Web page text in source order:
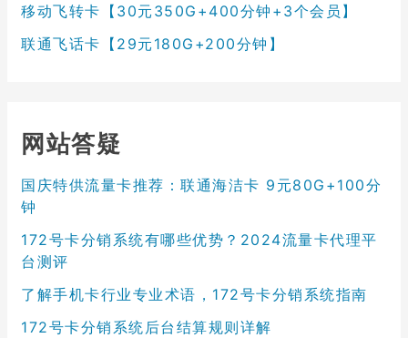
移动飞转卡【30元350G+400分钟+3个会员】
联通飞话卡【29元180G+200分钟】
网站答疑
国庆特供流量卡推荐：联通海洁卡 9元80G+100分
钟
172号卡分销系统有哪些优势？2024流量卡代理平
台测评
了解手机卡行业专业术语，172号卡分销系统指南
172号卡分销系统后台结算规则详解